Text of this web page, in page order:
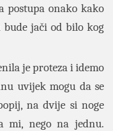
postupa onako kako
bude jači od bilo kog
je proteza i idemo
uvijek mogu da se
na dvije si noge
mi, nego na jednu.